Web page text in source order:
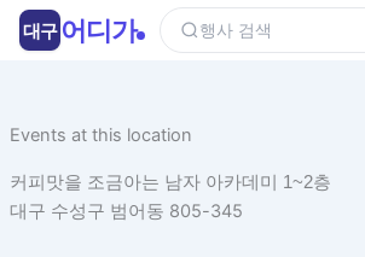
건
뛰
기
Events at this location
커피맛을 조금아는 남자 아카데미 1~2층
대구 수성구 범어동 805-345
대구 어디가 행사 검색